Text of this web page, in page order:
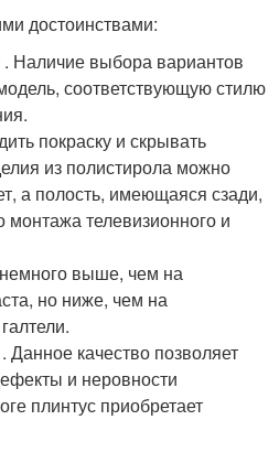
достоинствами:
Наличие выбора вариантов
соответствующую стилю
покраску и скрывать
из полистирола можно
а полость, имеющаяся сзади,
монтажа телевизионного и
выше, чем на
но ниже, чем на
Данное качество позволяет
и неровности
плинтус приобретает